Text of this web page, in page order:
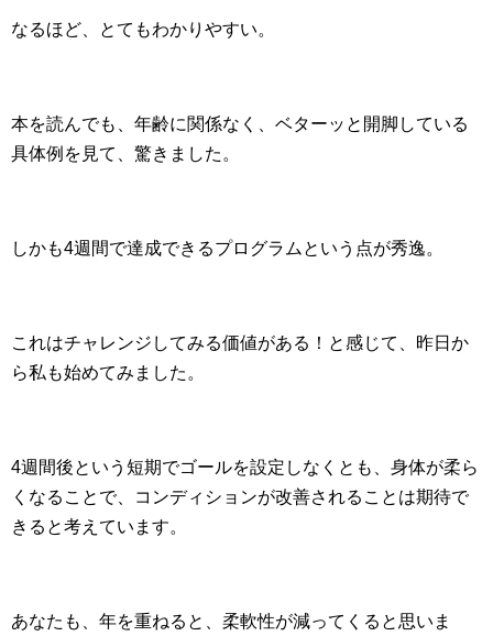
なるほど、とてもわかりやすい。
本を読んでも、年齢に関係なく、ベターッと開脚している
具体例を見て、驚きました。
しかも4週間で達成できるプログラムという点が秀逸。
これはチャレンジしてみる価値がある！と感じて、昨日か
ら私も始めてみました。
4週間後という短期でゴールを設定しなくとも、身体が柔ら
くなることで、コンディションが改善されることは期待で
きると考えています。
あなたも、年を重ねると、柔軟性が減ってくると思いま